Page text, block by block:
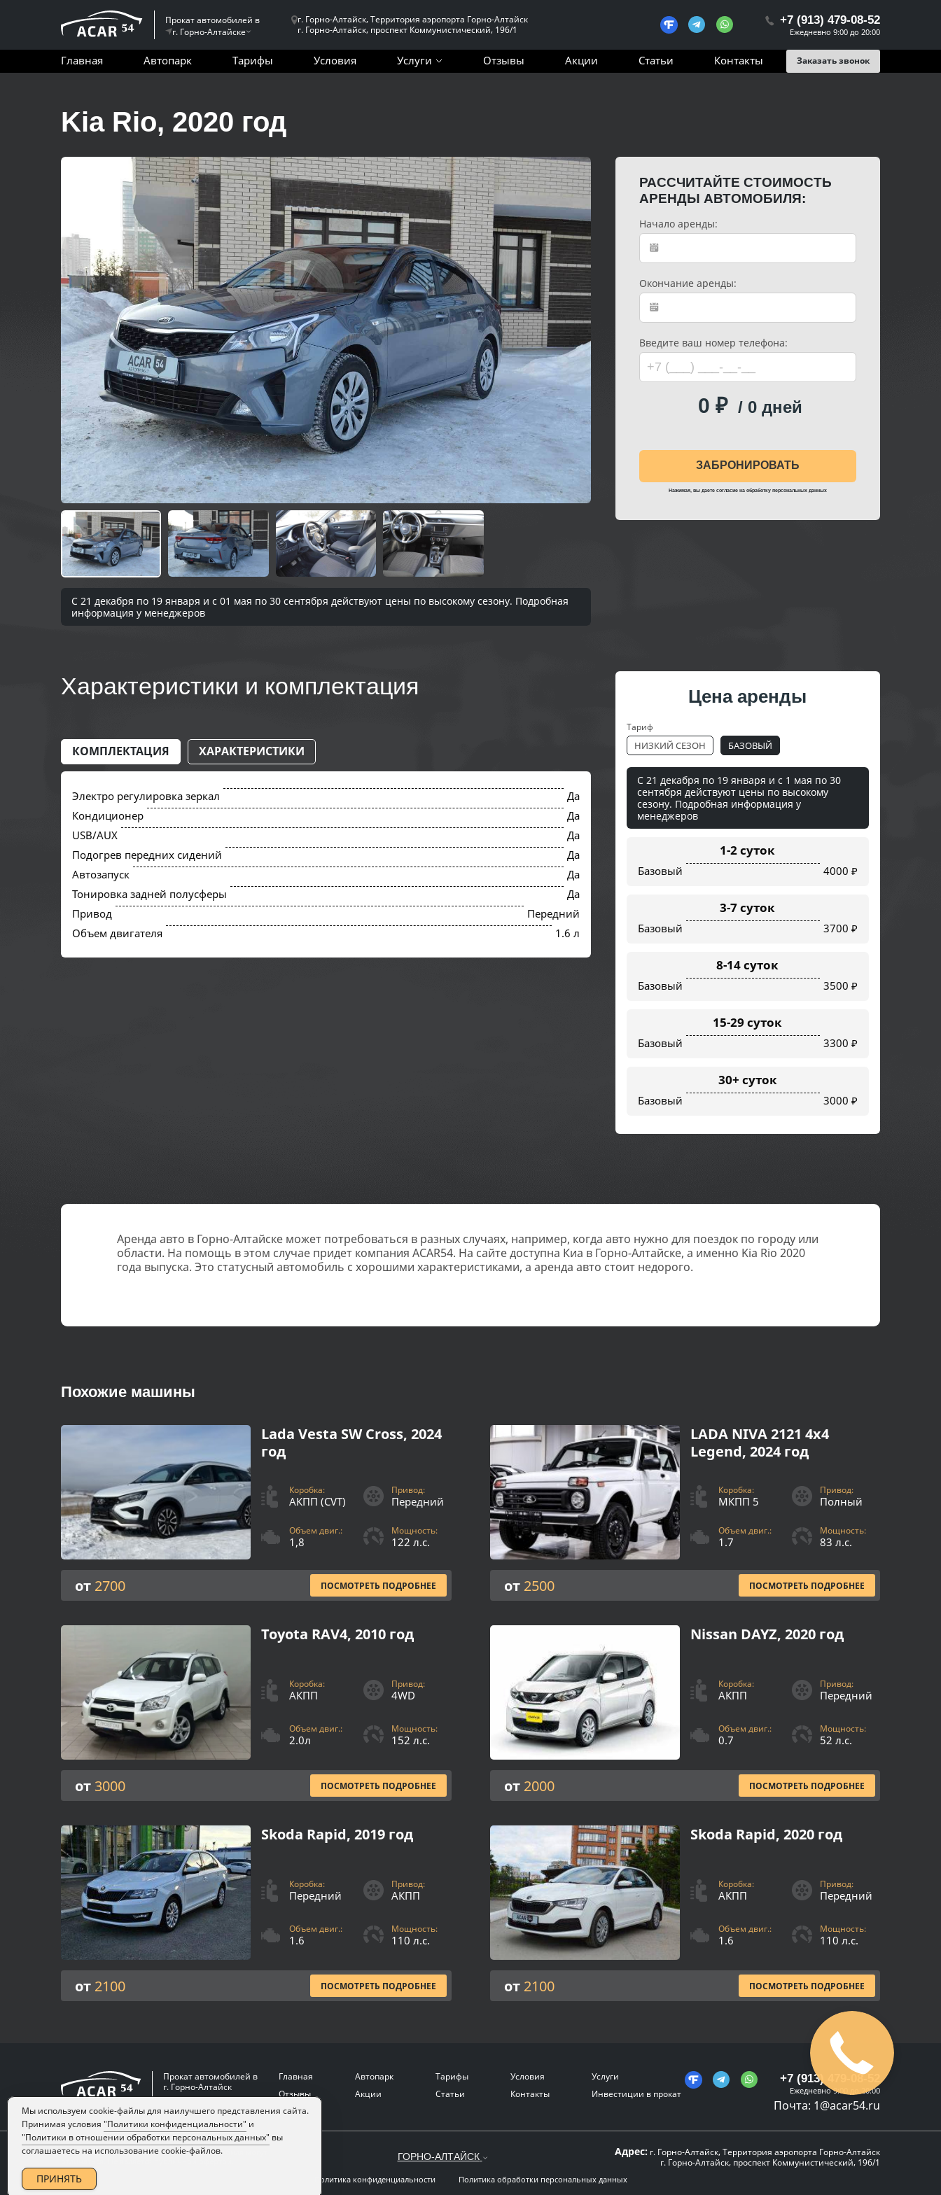
Прокат автомобилей в
г. Горно-Алтайске
г. Горно-Алтайск, Территория аэропорта Горно-Алтайск
г. Горно-Алтайск, проспект Коммунистический, 196/1
+7 (913) 479-08-52
Ежедневно 9:00 до 20:00
Главная Автопарк Тарифы Условия Услуги Отзывы Акции Статьи Контакты Заказать звонок
Kia Rio, 2020 год
С 21 декабря по 19 января и с 01 мая по 30 сентября действуют цены по высокому сезону. Подробная
информация у менеджеров
РАССЧИТАЙТЕ СТОИМОСТЬ
АРЕНДЫ АВТОМОБИЛЯ:
Начало аренды:
Окончание аренды:
Введите ваш номер телефона:
0 ₽ / 0 дней
Нажимая, вы даете согласие на обработку персональных данных
Цена аренды
Тариф
НИЗКИЙ СЕЗОН БАЗОВЫЙ
С 21 декабря по 19 января и с 1 мая по 30
сентября действуют цены по высокому
сезону. Подробная информация у
менеджеров
1-2 суток
Базовый 4000 ₽
3-7 суток
Базовый 3700 ₽
8-14 суток
Базовый 3500 ₽
15-29 суток
Базовый 3300 ₽
30+ суток
Базовый 3000 ₽
Характеристики и комплектация
КОМПЛЕКТАЦИЯ ХАРАКТЕРИСТИКИ
Электро регулировка зеркал
Да
Кондиционер
Да
USB/AUX
Да
Подогрев передних сидений
Да
Автозапуск
Да
Тонировка задней полусферы
Да
Привод
Передний
Объем двигателя
1.6 л
Аренда авто в Горно-Алтайске может потребоваться в разных случаях, например, когда авто нужно для поездок по городу или
области. На помощь в этом случае придет компания ACAR54. На сайте доступна Киа в Горно-Алтайске, а именно Kia Rio 2020
года выпуска. Это статусный автомобиль с хорошими характеристиками, а аренда авто стоит недорого.
Похожие машины
Lada Vesta SW Cross, 2024
год
Коробка:
АКПП (CVT)
Привод:
Передний
Объем двиг.:
1,8
Мощность:
122 л.с.
от 2700 ПОСМОТРЕТЬ ПОДРОБНЕЕ
LADA NIVA 2121 4х4
Legend, 2024 год
Коробка:
МКПП 5
Привод:
Полный
Объем двиг.:
1.7
Мощность:
83 л.с.
от 2500 ПОСМОТРЕТЬ ПОДРОБНЕЕ
Toyota RAV4, 2010 год
Коробка:
АКПП
Привод:
4WD
Объем двиг.:
2.0л
Мощность:
152 л.с.
от 3000 ПОСМОТРЕТЬ ПОДРОБНЕЕ
Nissan DAYZ, 2020 год
Коробка:
АКПП
Привод:
Передний
Объем двиг.:
0.7
Мощность:
52 л.с.
от 2000 ПОСМОТРЕТЬ ПОДРОБНЕЕ
Skoda Rapid, 2019 год
Коробка:
Передний
Привод:
АКПП
Объем двиг.:
1.6
Мощность:
110 л.с.
от 2100 ПОСМОТРЕТЬ ПОДРОБНЕЕ
Skoda Rapid, 2020 год
Коробка:
АКПП
Привод:
Передний
Объем двиг.:
1.6
Мощность:
110 л.с.
от 2100 ПОСМОТРЕТЬ ПОДРОБНЕЕ
Прокат автомобилей в
г. Горно-Алтайск
+7 (913) 479-08-52
Ежедневно 9:00 до 20:00
Почта: 1@acar54.ru
Главная Автопарк Тарифы Условия
Услуги
Отзывы
Акции Статьи Контакты Инвестиции в прокат
Цвет, внешний вид и комплектация автомобиля могут
Адрес: г. Горно-Алтайск, Территория аэропорта Горно-Алтайск
г. Горно-Алтайск, проспект Коммунистический, 196/1
ГОРНО-АЛТАЙСК
Политика конфиденциальности Политика обработки персональных данных
Мы используем cookie-файлы для наилучшего представления сайта.
Принимая условия "Политики конфиденциальности" и
"Политики в отношении обработки персональных данных" вы
соглашаетесь на использование cookie-файлов.
ПРИНЯТЬ